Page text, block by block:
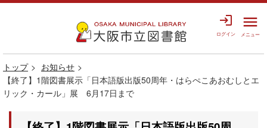
login
ログイン
menu
メニュー
トップ
お知らせ
【終了】1階図書展示「日本語版出版50周年・はらぺこあおむしとエ
リック・カール」展 6月17日まで